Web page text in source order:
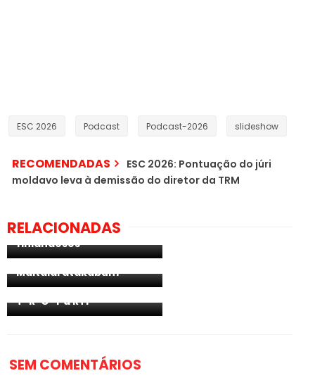
ESC 2026 Podcast Podcast-2026 slideshow
RECOMENDADAS
ESC 2026: Pontuação do júri
moldavo leva à demissão do diretor da TRM
RELACIONADAS
croata e os cães
finlandeses
[PODCAST] EP. 8 -
Maltalaratatakeke
Maltalaratakabum
[PODCAST] EP. 10 - D-E-S-
T-R-O-Y a RTP
SEM COMENTÁRIOS